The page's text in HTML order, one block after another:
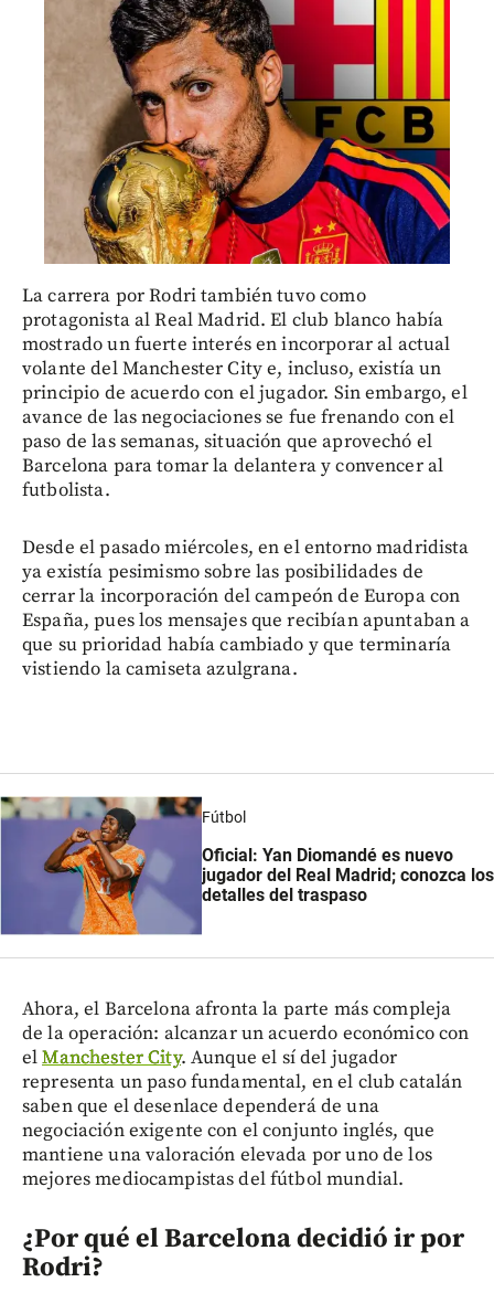
La carrera por Rodri también tuvo como
protagonista al Real Madrid. El club blanco había
mostrado un fuerte interés en incorporar al actual
volante del Manchester City e, incluso, existía un
principio de acuerdo con el jugador. Sin embargo, el
avance de las negociaciones se fue frenando con el
paso de las semanas, situación que aprovechó el
Barcelona para tomar la delantera y convencer al
futbolista.
Desde el pasado miércoles, en el entorno madridista
ya existía pesimismo sobre las posibilidades de
cerrar la incorporación del campeón de Europa con
España, pues los mensajes que recibían apuntaban a
que su prioridad había cambiado y que terminaría
vistiendo la camiseta azulgrana.
Fútbol
Oficial: Yan Diomandé es nuevo
jugador del Real Madrid; conozca los
detalles del traspaso
Ahora, el Barcelona afronta la parte más compleja
de la operación: alcanzar un acuerdo económico con
elManchester City. Aunque el sí del jugador
representa un paso fundamental, en el club catalán
saben que el desenlace dependerá de una
negociación exigente con el conjunto inglés, que
mantiene una valoración elevada por uno de los
mejores mediocampistas del fútbol mundial.
¿Por qué el Barcelona decidió ir por
Rodri?